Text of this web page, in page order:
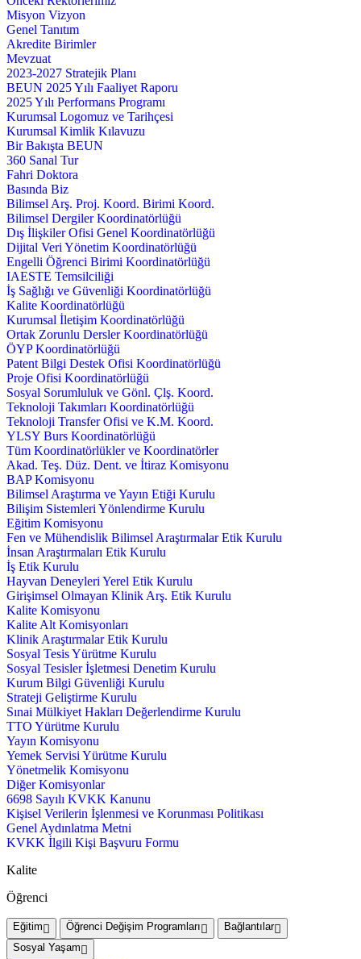
Misyon Vizyon
Genel Tanıtım
Akredite Birimler
Mevzuat
2023-2027 Stratejik Planı
BEUN 2025 Yılı Faaliyet Raporu
2025 Yılı Performans Programı
Kurumsal Logomuz ve Tarihçesi
Kurumsal Kimlik Kılavuzu
Bir Bakışta BEUN
360 Sanal Tur
Fahri Doktora
Basında Biz
Bilimsel Arş. Proj. Koord. Birimi Koord.
Bilimsel Dergiler Koordinatörlüğü
Dış İlişkiler Ofisi Genel Koordinatörlüğü
Dijital Veri Yönetim Koordinatörlüğü
Engelli Öğrenci Birimi Koordinatörlüğü
IAESTE Temsilciliği
İş Sağlığı ve Güvenliği Koordinatörlüğü
Kalite Koordinatörlüğü
Kurumsal İletişim Koordinatörlüğü
Ortak Zorunlu Dersler Koordinatörlüğü
ÖYP Koordinatörlüğü
Patent Bilgi Destek Ofisi Koordinatörlüğü
Proje Ofisi Koordinatörlüğü
Sosyal Sorumluluk ve Gönl. Çlş. Koord.
Teknoloji Takımları Koordinatörlüğü
Teknoloji Transfer Ofisi ve K.M. Koord.
YLSY Burs Koordinatörlüğü
Tüm Koordinatörlükler ve Koordinatörler
Akad. Teş. Düz. Dent. ve İtiraz Komisyonu
BAP Komisyonu
Bilimsel Araştırma ve Yayın Etiği Kurulu
Bilişim Sistemleri Yönlendirme Kurulu
Eğitim Komisyonu
Fen ve Mühendislik Bilimsel Araştırmalar Etik Kurulu
İnsan Araştırmaları Etik Kurulu
İş Etik Kurulu
Hayvan Deneyleri Yerel Etik Kurulu
Girişimsel Olmayan Klinik Arş. Etik Kurulu
Kalite Komisyonu
Kalite Alt Komisyonları
Klinik Araştırmalar Etik Kurulu
Sosyal Tesis Yürütme Kurulu
Sosyal Tesisler İşletmesi Denetim Kurulu
Kurum Bilgi Güvenliği Kurulu
Strateji Geliştirme Kurulu
Sınai Mülkiyet Hakları Değerlendirme Kurulu
TTO Yürütme Kurulu
Yayın Komisyonu
Yemek Servisi Yürütme Kurulu
Yönetmelik Komisyonu
Diğer Komisyonlar
6698 Sayılı KVKK Kanunu
Kişisel Verilerin İşlenmesi ve Korunması Politikası
Genel Aydınlatma Metni
KVKK İlgili Kişi Başvuru Formu
Kalite
Öğrenci
Eğitim Öğrenci Değişim Programları
Bağlantılar
Sosyal Yaşam